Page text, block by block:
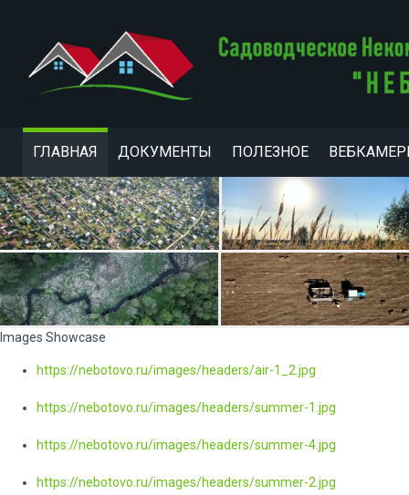
ГЛАВНАЯ ДОКУМЕНТЫ ПОЛЕЗНОЕ
Images Showcase
https://nebotovo.ru/images/headers/air-1_2.jpg
https://nebotovo.ru/images/headers/summer-1.jpg
https://nebotovo.ru/images/headers/summer-4.jpg
https://nebotovo.ru/images/headers/summer-2.jpg